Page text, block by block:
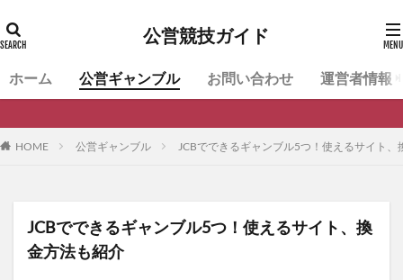
公営競技ガイド
ホーム 公営ギャンブル お問い合わせ 運営者情報
HOME 公営ギャンブル JCBでできるギャンブル5つ！使えるサイト、
JCBでできるギャンブル5つ！使えるサイト、換
金方法も紹介